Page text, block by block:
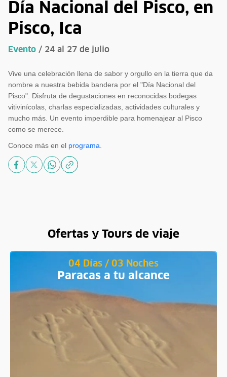
Día Nacional del Pisco, en
Pisco, Ica
Evento / 24 al 27 de julio
Vive una celebración llena de sabor y orgullo en la tierra que da
nombre a nuestra bebida bandera por el "Día Nacional del
Pisco". Disfruta de degustaciones en reconocidas bodegas
vitivinícolas, charlas especializadas, actividades culturales y
mucho más. Un evento imperdible para homenajear al Pisco
como se merece.
Conoce más en el programa
Ofertas y Tours de viaje
04 Días / 03 Noches
Paracas a tu alcance